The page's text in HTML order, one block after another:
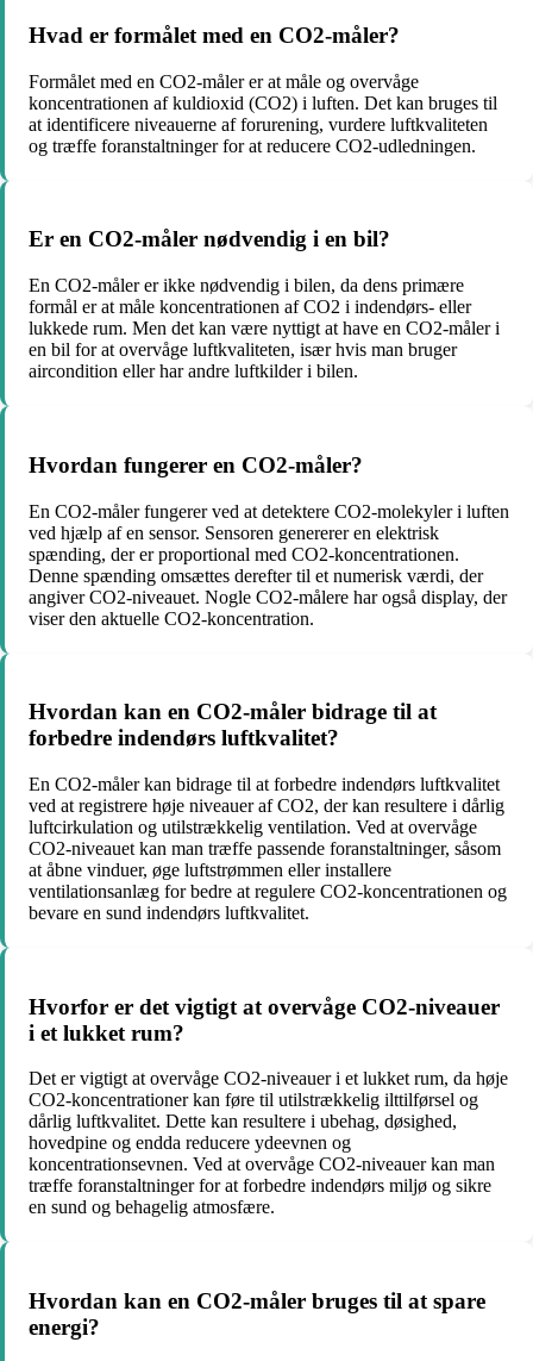
Hvad er formålet med en CO2-måler?
Formålet med en CO2-måler er at måle og overvåge
koncentrationen af ​​kuldioxid (CO2) i luften. Det kan bruges til
at identificere niveauerne af forurening, vurdere luftkvaliteten
og træffe foranstaltninger for at reducere CO2-udledningen.
Er en CO2-måler nødvendig i en bil?
En CO2-måler er ikke nødvendig i bilen, da dens primære
formål er at måle koncentrationen af ​​CO2 i indendørs- eller
lukkede rum. Men det kan være nyttigt at have en CO2-måler i
en bil for at overvåge luftkvaliteten, især hvis man bruger
aircondition eller har andre luftkilder i bilen.
Hvordan fungerer en CO2-måler?
En CO2-måler fungerer ved at detektere CO2-molekyler i luften
ved hjælp af en sensor. Sensoren genererer en elektrisk
spænding, der er proportional med CO2-koncentrationen.
Denne spænding omsættes derefter til et numerisk værdi, der
angiver CO2-niveauet. Nogle CO2-målere har også display, der
viser den aktuelle CO2-koncentration.
Hvordan kan en CO2-måler bidrage til at
forbedre indendørs luftkvalitet?
En CO2-måler kan bidrage til at forbedre indendørs luftkvalitet
ved at registrere høje niveauer af CO2, der kan resultere i dårlig
luftcirkulation og utilstrækkelig ventilation. Ved at overvåge
CO2-niveauet kan man træffe passende foranstaltninger, såsom
at åbne vinduer, øge luftstrømmen eller installere
ventilationsanlæg for bedre at regulere CO2-koncentrationen og
bevare en sund indendørs luftkvalitet.
Hvorfor er det vigtigt at overvåge CO2-niveauer
i et lukket rum?
Det er vigtigt at overvåge CO2-niveauer i et lukket rum, da høje
CO2-koncentrationer kan føre til utilstrækkelig ilttilførsel og
dårlig luftkvalitet. Dette kan resultere i ubehag, døsighed,
hovedpine og endda reducere ydeevnen og
koncentrationsevnen. Ved at overvåge CO2-niveauer kan man
træffe foranstaltninger for at forbedre indendørs miljø og sikre
en sund og behagelig atmosfære.
Hvordan kan en CO2-måler bruges til at spare
energi?